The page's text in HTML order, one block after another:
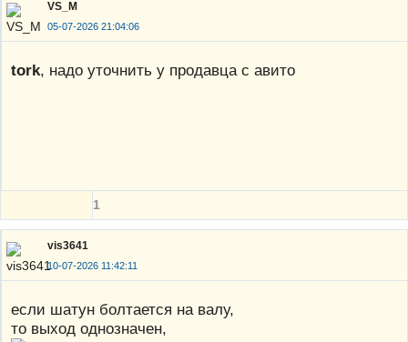
VS_M
05-07-2026 21:04:06
tork, надо уточнить у продавца с авито
1
vis3641
10-07-2026 11:42:11
если шатун болтается на валу,
то выход однозначен,